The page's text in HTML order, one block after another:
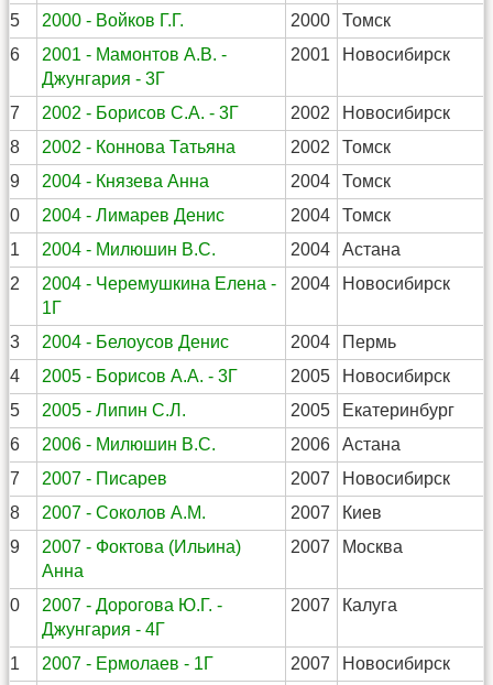
55
2000 - Войков Г.Г. 2000
Томск
56
2001 - Мамонтов А.В. -
Джунгария - 3Г
2001 Новосибирск
57 2002 - Борисов С.А. - 3Г 2002
Новосибирск
58
2002 - Коннова Татьяна 2002
Томск
59
2004 - Князева Анна 2004
Томск
60
2004 - Лимарев Денис 2004
Томск
61
2004 - Милюшин В.С. 2004
Астана
62
2004 - Черемушкина Елена -
1Г
2004 Новосибирск
63 2004 - Белоусов Денис 2004
Пермь
64
2005 - Борисов А.А. - 3Г 2005
Новосибирск
65
2005 - Липин С.Л. 2005
Екатеринбург
66
2006 - Милюшин В.С. 2006
Астана
67
2007 - Писарев 2007
Новосибирск
68
2007 - Соколов А.М. 2007
Киев
69
2007 - Фоктова (Ильина)
Анна
2007 Москва
70
2007 - Дорогова Ю.Г. -
Джунгария - 4Г
2007 Калуга
71 2007 - Ермолаев - 1Г 2007 Новосибирск